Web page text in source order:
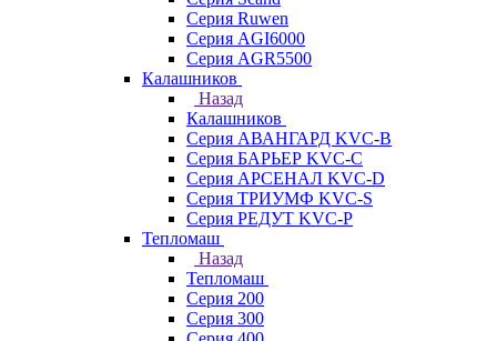
Серия Ruwen
Серия AGI6000
Серия AGR5500
Калашников
Назад
Калашников
Серия АВАНГАРД KVC-B
Серия БАРЬЕР KVC-C
Серия АРСЕНАЛ KVC-D
Серия ТРИУМФ KVC-S
Серия РЕДУТ KVC-P
Тепломаш
Назад
Тепломаш
Серия 200
Серия 300